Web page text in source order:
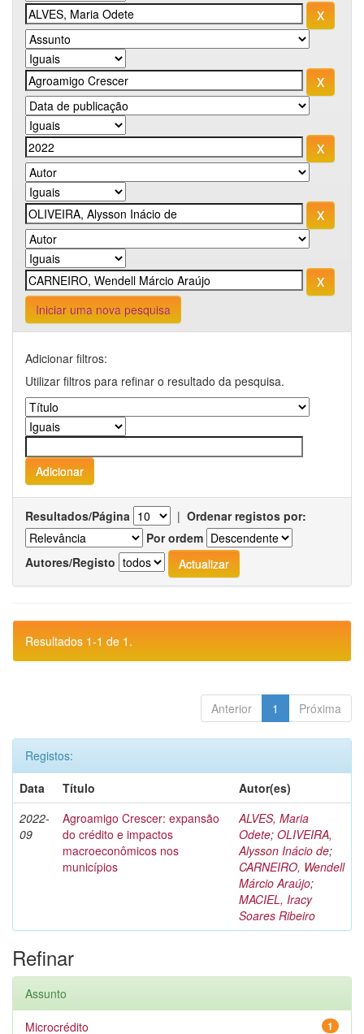
Iniciar uma nova pesquisa
Adicionar filtros:
Utilizar filtros para refinar o resultado da pesquisa.
Resultados/Página | Ordenar registos por:
Por ordem
Autores/Registo
Resultados 1-1 de 1.
Anterior 1 Próxima
Registos:
Data
Título
Autor(es)
2022-
09
Agroamigo Crescer: expansão
do crédito e impactos
macroeconômicos nos
municípios
ALVES, Maria
Odete; OLIVEIRA,
Alysson Inácio de;
CARNEIRO, Wendell
Márcio Araújo;
MACIEL, Iracy
Soares Ribeiro
Refinar
Assunto
1
Microcrédito